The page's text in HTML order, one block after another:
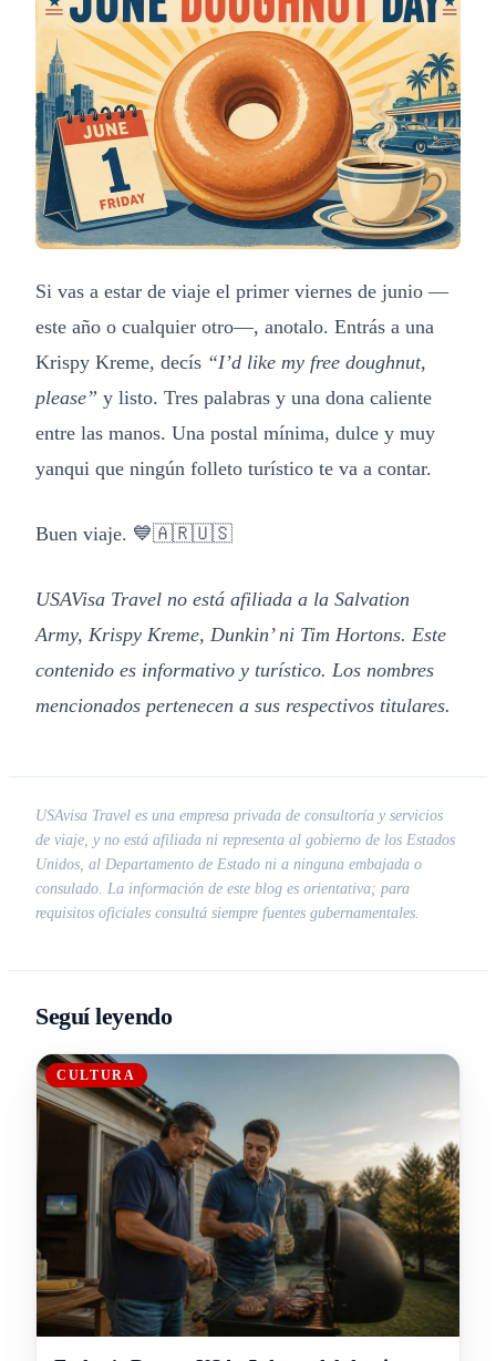
Si vas a estar de viaje el primer viernes de junio —
este año o cualquier otro—, anotalo. Entrás a una
Krispy Kreme, decís “I’d like my free doughnut,
please” y listo. Tres palabras y una dona caliente
entre las manos. Una postal mínima, dulce y muy
yanqui que ningún folleto turístico te va a contar.
Buen viaje. 💙🇦🇷🇺🇸
USAVisa Travel no está afiliada a la Salvation
Army, Krispy Kreme, Dunkin’ ni Tim Hortons. Este
contenido es informativo y turístico. Los nombres
mencionados pertenecen a sus respectivos titulares.
USAvisa Travel es una empresa privada de consultoría y servicios
de viaje, y no está afiliada ni representa al gobierno de los Estados
Unidos, al Departamento de Estado ni a ninguna embajada o
consulado. La información de este blog es orientativa; para
requisitos oficiales consultá siempre fuentes gubernamentales.
Seguí leyendo
CULTURA